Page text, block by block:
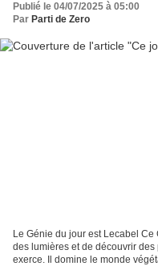
Publié le 04/07/2025 à 05:00
Par Parti de Zero
Le Génie du jour est Lecabel
des lumières et de découvrir
exerce. Il domine le monde